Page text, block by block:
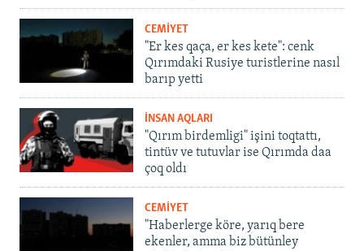
CEMİYET
"Er kes qaça, er kes kete": cenk
Qırımdaki Rusiye turistlerine nasıl
barıp yetti
İNSAN AQLARI
"Qırım birdemligi" işini toqtattı,
tintüv ve tutuvlar ise Qırımda daa
çoq oldı
CEMİYET
"Haberlerge köre, yarıq bere
ekenler, amma biz bütünley